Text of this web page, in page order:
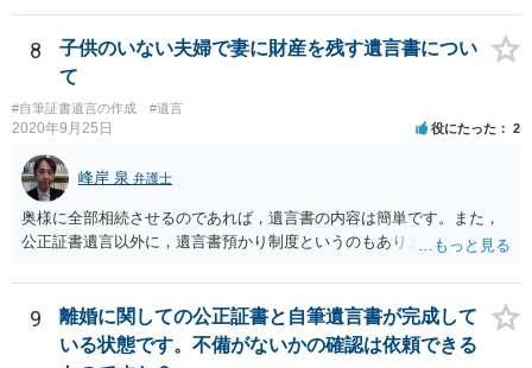
投資信託は他の相続人にというような分け方をするのか等について
は、相続人間で遺産分割協議により決める必要があります）。
8
子供のいない夫婦で妻に財産を残す遺言書につい
て
#自筆証書遺言の作成 #遺言
2020年9月25日 役にたった 2
峰岸 泉 弁護士
奥様に全部相続させるのであれば，遺言書の内容は簡単です。また，
公正証書遺言以外に，遺言書預かり制度というのもあります。
9
離婚に関しての公正証書と自筆遺言書が完成して
いる状態です。不備がないかの確認は依頼できる